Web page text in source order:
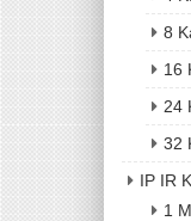
8
16
24
32
IP IR
1